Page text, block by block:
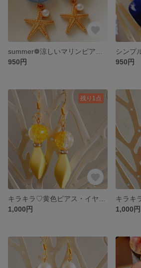
950円
950円
残り1点
1,000円
1,000円